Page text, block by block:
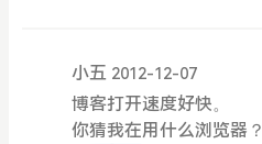
小五 2012-12-07
博客打开速度好快。
你猜我在用什么浏览器？